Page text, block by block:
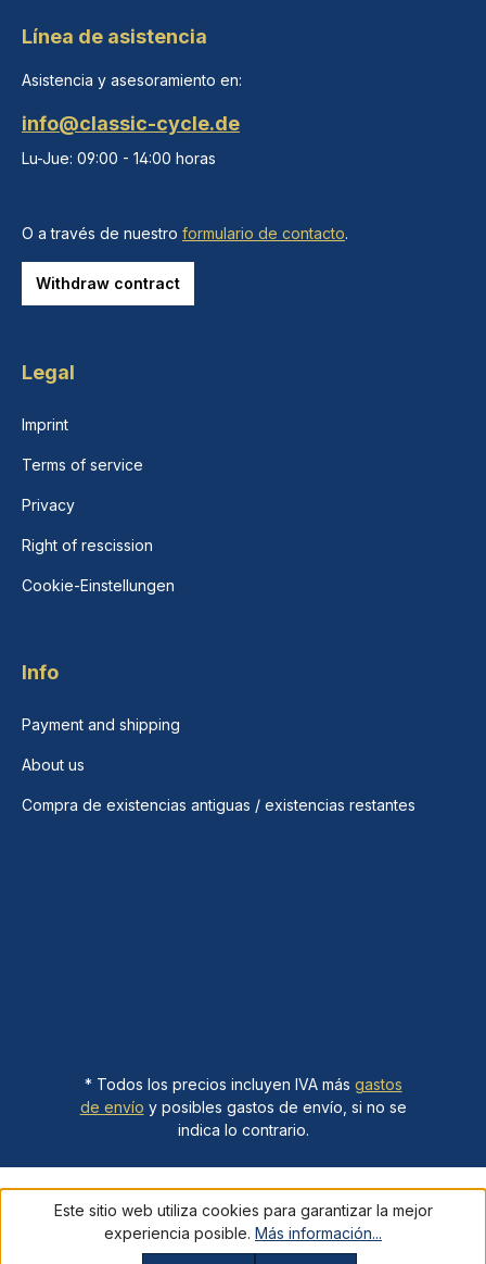
Línea de asistencia
Asistencia y asesoramiento en:
info@classic-cycle.de
Lu-Jue: 09:00 - 14:00 horas
O a través de nuestro formulario de contacto.
Withdraw contract
Legal
Imprint
Terms of service
Privacy
Right of rescission
Cookie-Einstellungen
Info
Payment and shipping
About us
Compra de existencias antiguas / existencias restantes
* Todos los precios incluyen IVA más gastos
de envío y posibles gastos de envío, si no se
indica lo contrario.
Este sitio web utiliza cookies para garantizar la mejor
experiencia posible. Más información...